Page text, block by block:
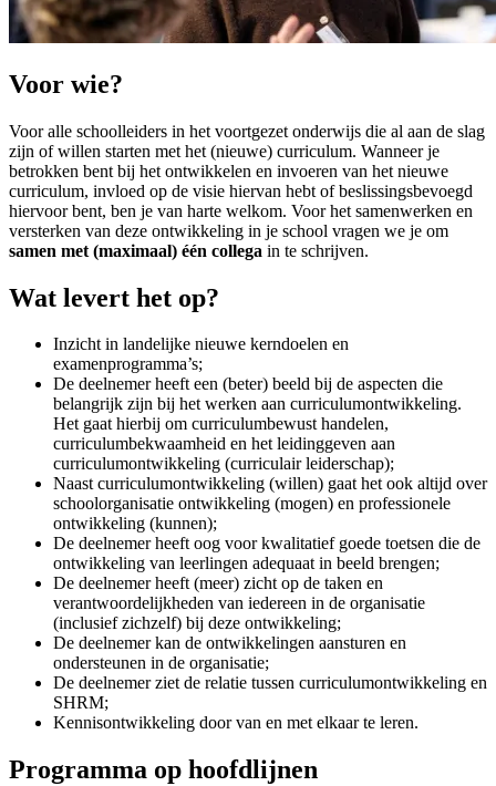
Voor wie?
Voor alle schoolleiders in het voortgezet onderwijs die al aan de slag
zijn of willen starten met het (nieuwe) curriculum. Wanneer je
betrokken bent bij het ontwikkelen en invoeren van het nieuwe
curriculum, invloed op de visie hiervan hebt of beslissingsbevoegd
hiervoor bent, ben je van harte welkom. Voor het samenwerken en
versterken van deze ontwikkeling in je school vragen we je om
samen met (maximaal) één collega in te schrijven.
Wat levert het op?
Inzicht in landelijke nieuwe kerndoelen en
examenprogramma’s;
De deelnemer heeft een (beter) beeld bij de aspecten die
belangrijk zijn bij het werken aan curriculumontwikkeling.
Het gaat hierbij om curriculumbewust handelen,
curriculumbekwaamheid en het leidinggeven aan
curriculumontwikkeling (curriculair leiderschap);
Naast curriculumontwikkeling (willen) gaat het ook altijd over
schoolorganisatie ontwikkeling (mogen) en professionele
ontwikkeling (kunnen);
De deelnemer heeft oog voor kwalitatief goede toetsen die de
ontwikkeling van leerlingen adequaat in beeld brengen;
De deelnemer heeft (meer) zicht op de taken en
verantwoordelijkheden van iedereen in de organisatie
(inclusief zichzelf) bij deze ontwikkeling;
De deelnemer kan de ontwikkelingen aansturen en
ondersteunen in de organisatie;
De deelnemer ziet de relatie tussen curriculumontwikkeling en
SHRM;
Kennisontwikkeling door van en met elkaar te leren.
Programma op hoofdlijnen